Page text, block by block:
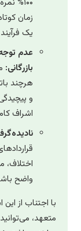
۱۰۰% نمره
زمان کوتاه
یک فرآیند
عدم توجه
بازرگانی:
هرچند
و
اشراف کامل
نادیده‌گرفتن
قراردادهای
اختلاف،
واضح باشد.
با اجتناب از این
متعهد، می‌توانید